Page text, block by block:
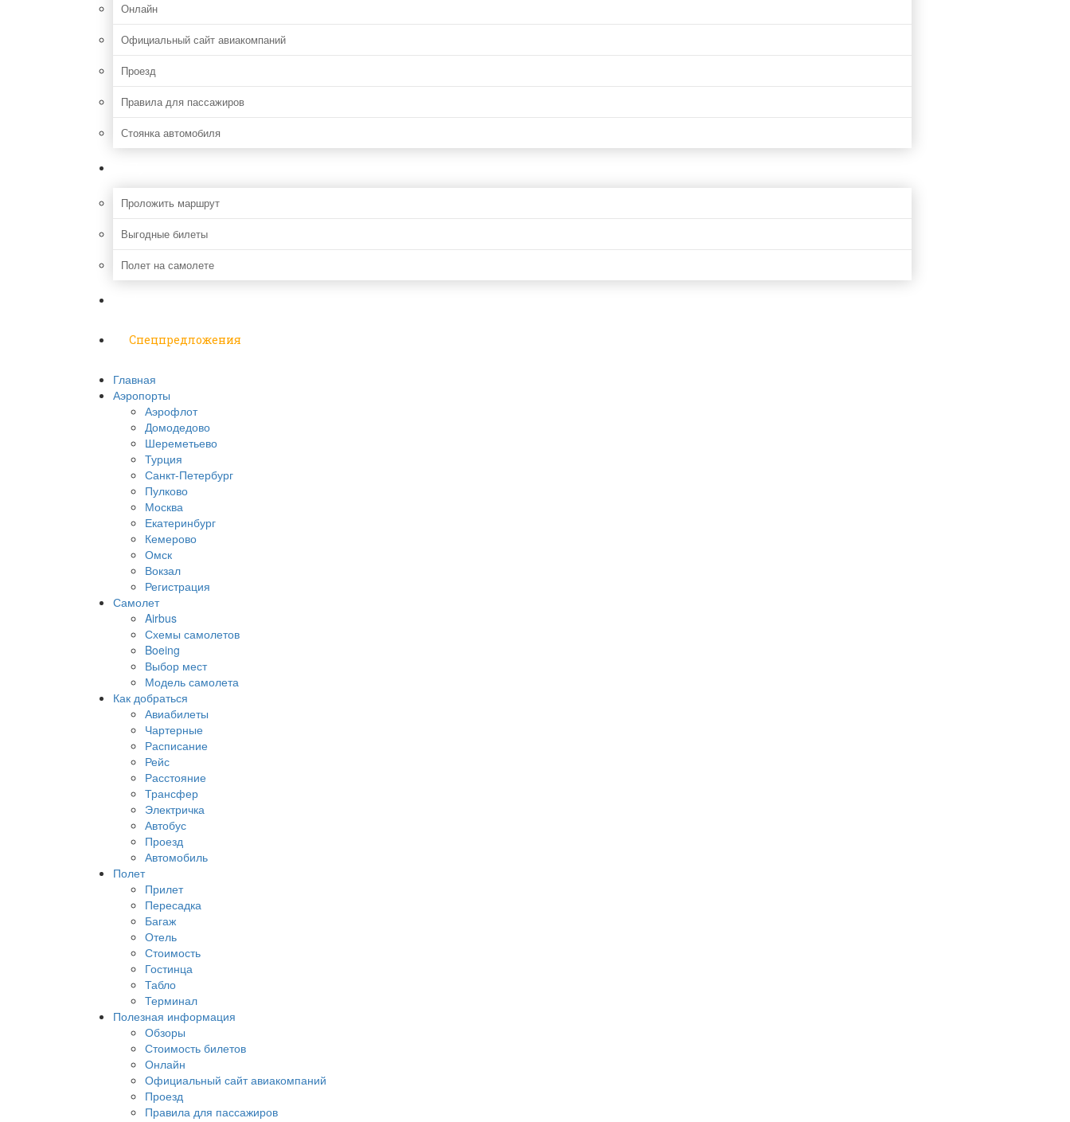
Онлайн
Официальный сайт авиакомпаний
Проезд
Правила для пассажиров
Стоянка автомобиля
Проложить маршрут
Выгодные билеты
Полет на самолете
Спецпредложения
Главная
Аэропорты
Аэрофлот
Домодедово
Шереметьево
Турция
Санкт-Петербург
Пулково
Москва
Екатеринбург
Кемерово
Омск
Вокзал
Регистрация
Самолет
Airbus
Схемы самолетов
Boeing
Выбор мест
Модель самолета
Как добраться
Авиабилеты
Чартерные
Расписание
Рейс
Расстояние
Трансфер
Электричка
Автобус
Проезд
Автомобиль
Полет
Прилет
Пересадка
Багаж
Отель
Стоимость
Гостинца
Табло
Терминал
Полезная информация
Обзоры
Стоимость билетов
Онлайн
Официальный сайт авиакомпаний
Проезд
Правила для пассажиров